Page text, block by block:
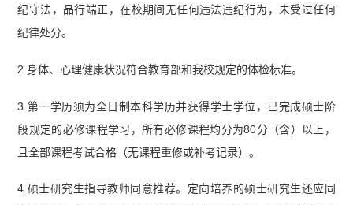
纪守法，品行端正，在校期间无任何违法违纪行为，未受过任何
纪律处分。
2.身体、心理健康状况符合教育部和我校规定的体检标准。
3.第一学历须为全日制本科学历并获得学士学位，已完成硕士阶
段规定的必修课程学习，所有必修课程均分为80分（含）以上，
且全部课程考试合格（无课程重修或补考记录）。
4.硕士研究生指导教师同意推荐。定向培养的硕士研究生还应同